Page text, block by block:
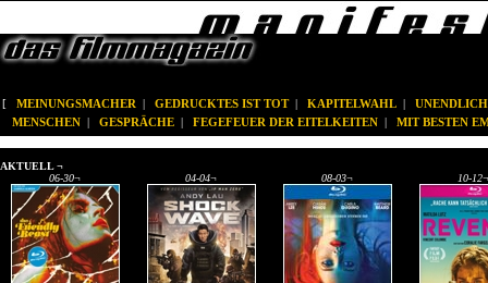
[ MEINUNGSMACHER | GEDRUCKTES IST TOT| KAPITELWAHL |
MENSCHEN | GESPRÄCHE | FEGEFEUER DER EITELKEITEN | MIT BESTEN
AKTUELL ¬
06-30¬ 04-04¬ 08-03¬ 10-12